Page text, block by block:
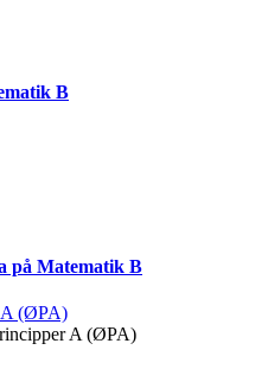
B
på Matematik B
A (ØPA)
A (ØPA)